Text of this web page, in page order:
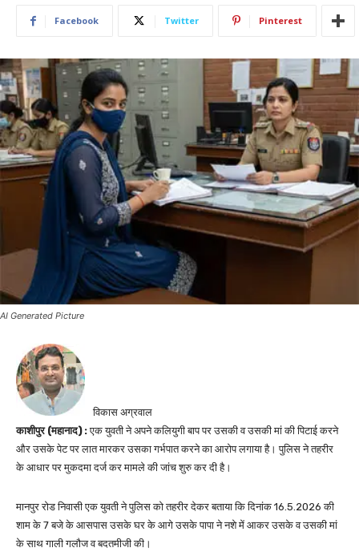
Facebook Twitter Pinterest
AI Generated Picture
विकास अग्रवाल
काशीपुर (महानाद) :एक युवती ने अपने कलियुगी बाप पर उसकी व उसकी मां की पिटाई करने
और उसके पेट पर लात मारकर उसका गर्भपात करने का आरोप लगाया है। पुलिस ने तहरीर
के आधार पर मुकदमा दर्ज कर मामले की जांच शुरु कर दी है।
मानपुर रोड निवासी एक युवती ने पुलिस को तहरीर देकर बताया कि दिनांक 16.5.2026 की
शाम के 7 बजे के आसपास उसके घर के आगे उसके पापा ने नशे में आकर उसके व उसकी मां
के साथ गाली गलौज व बदतमीजी की।